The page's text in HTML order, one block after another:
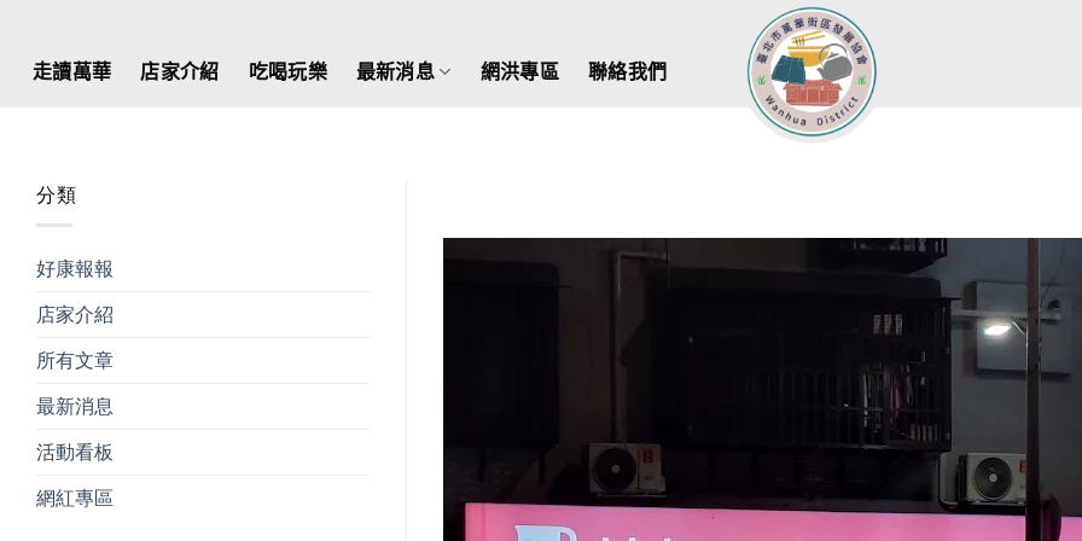
content走讀萬華 店家介紹 吃喝玩樂 最新消息 網洪專區 聯絡我們
分類
好康報報
店家介紹
所有文章
最新消息
活動看板
網紅專區